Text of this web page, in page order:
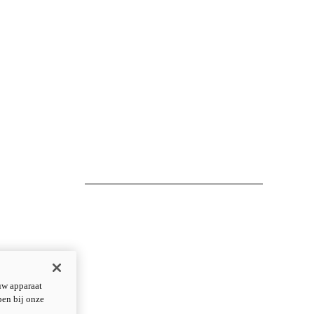
apparaat
bij onze